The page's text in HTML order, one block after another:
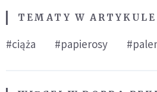
TEMATY W ARTYKULE
#ciąża #papierosy